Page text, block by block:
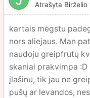
Atrašyta Birželio
kartais mėgstu
nors aliejaus. Man
naudoju greipfrutų
skaniai prakvimpa
įlašinu, tik jau ne
pušų ar levandos,